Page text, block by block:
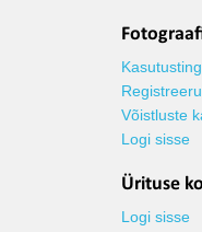
Võistluste
Logi sisse
Ürituse
Logi sisse